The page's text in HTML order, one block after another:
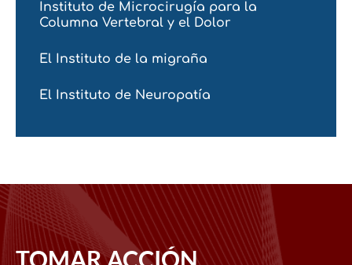
Instituto de Microcirugía para la
Columna Vertebral y el Dolor
El Instituto de la migraña
El Instituto de Neuropatía
TOMAR ACCIÓN